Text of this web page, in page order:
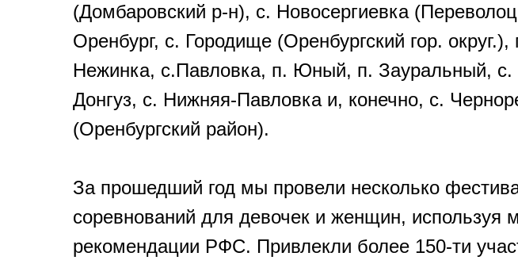
(Домбаровский р-н), с. Новосергиевка
Оренбург, с. Городище (Оренбургский гор.
Нежинка, с.Павловка, п. Юный, п. Зауральный, с.
Донгуз, с. Нижняя-Павловка и, конечно, с.
(Оренбургский район).
За прошедший год мы провели несколько
соревнований для девочек и женщин, используя
рекомендации РФС. Привлекли более 150-ти